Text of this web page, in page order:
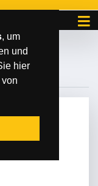
, um
und
hier